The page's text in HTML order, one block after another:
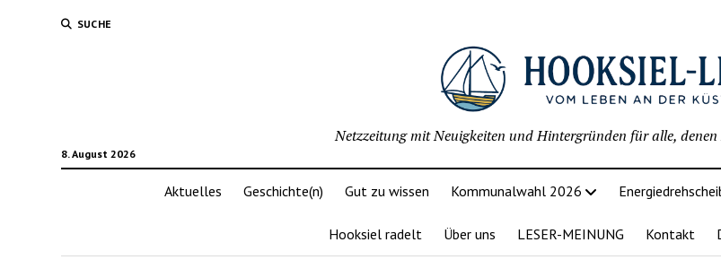
SUCHE
8. August 2026
Netzzeitung mit Neuigkeiten und Hintergründen für alle,
Aktuelles Geschichte(n) Gut zu wissen Kommunalwahl 2026
Hooksiel radelt Über uns LESER-MEINUNG Kontakt